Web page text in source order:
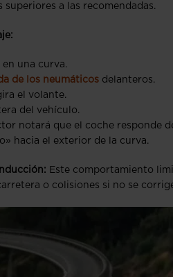
a las recomendadas.
una curva.
de los neumáticos delanteros.
el volante.
del vehículo.
notará que el coche responde
hacia el exterior de la curva.
Este comportamiento
o colisiones si no se